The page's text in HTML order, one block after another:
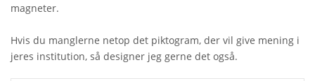
magneter.
Hvis du manglerne netop det piktogram, der vil give mening i
jeres institution, så designer jeg gerne det også.